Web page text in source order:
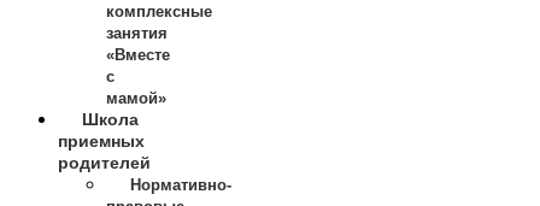
комплексные
занятия
«Вместе
с
мамой»
Школа
приемных
родителей
Нормативно-